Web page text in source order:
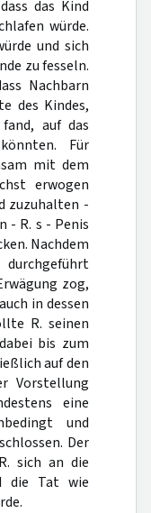
das Kind
würde.
und sich
zu fesseln.
Nachbarn
des Kindes,
auf das
Für
mit dem
erwogen
zuzuhalten -
- R. s - Penis
Nachdem
zog,
in dessen
R. seinen
bis zum
auf den
Vorstellung
eine
und
Der
sich an die
die Tat wie